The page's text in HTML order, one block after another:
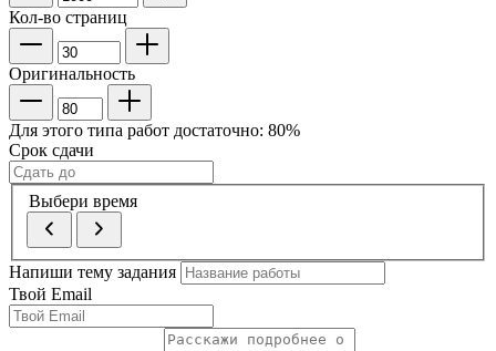
Кол-во страниц
Оригинальность
Для этого типа работ достаточно: 80%
Срок сдачи
Выбери время
Напиши тему задания
Твой Email